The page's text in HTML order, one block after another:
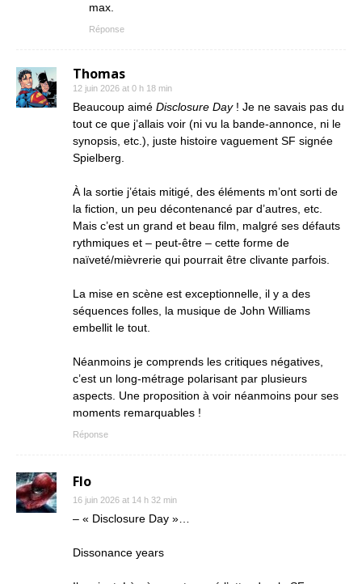
max.
Réponse
Thomas
12 juin 2026 at 0 h 18 min
Beaucoup aimé Disclosure Day! Je ne savais pas du
tout ce que j’allais voir (ni vu la bande-annonce, ni le
synopsis, etc.), juste histoire vaguement SF signée
Spielberg.
À la sortie j’étais mitigé, des éléments m’ont sorti de
la fiction, un peu décontenancé par d’autres, etc.
Mais c’est un grand et beau film, malgré ses défauts
rythmiques et – peut-être – cette forme de
naïveté/mièvrerie qui pourrait être clivante parfois.
La mise en scène est exceptionnelle, il y a des
séquences folles, la musique de John Williams
embellit le tout.
Néanmoins je comprends les critiques négatives,
c’est un long-métrage polarisant par plusieurs
aspects. Une proposition à voir néanmoins pour ses
moments remarquables !
Réponse
Flo
16 juin 2026 at 14 h 32 min
– « Disclosure Day »…
Dissonance years